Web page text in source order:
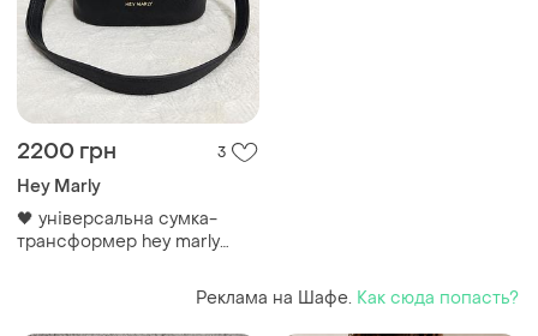
2200 грн 3
Hey Marly
🖤 універсальна сумка-
трансформер hey marly
Реклама на Шафе. Как сюда попасть?